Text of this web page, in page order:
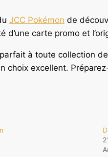
JCC Pokémon de
carte promo et
à toute collection
excellent.